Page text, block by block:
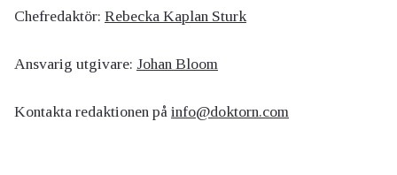
Chefredaktör: Rebecka Kaplan Sturk
Ansvarig utgivare: Johan Bloom
Kontakta redaktionen på info@doktorn.com